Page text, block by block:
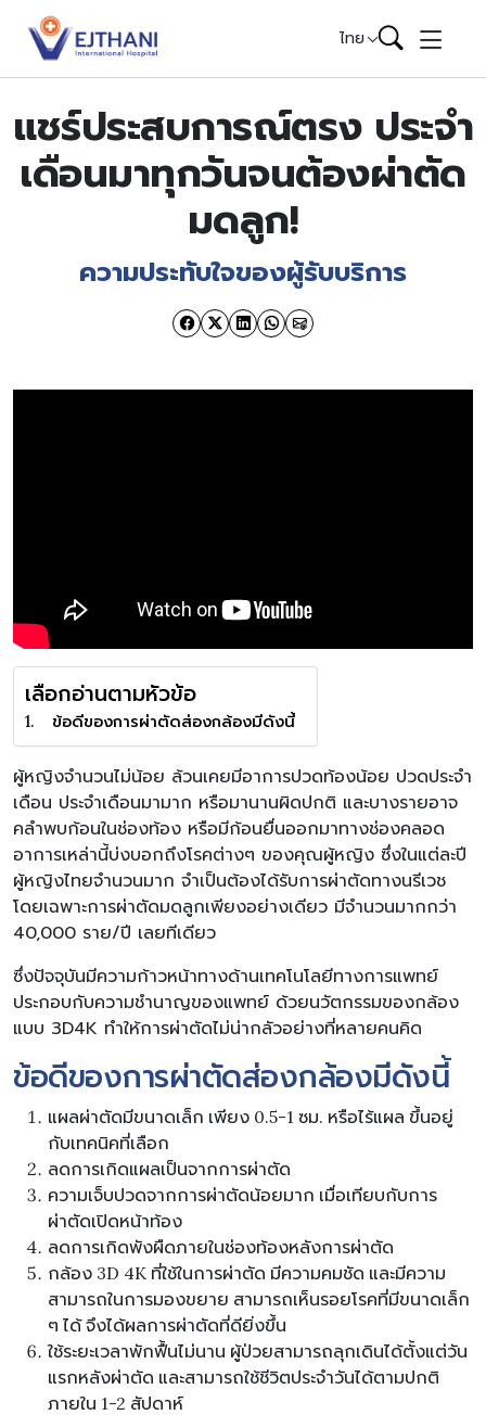
Skip to content
ไทย
แชร์ประสบการณ์ตรง ประจำ
เดือนมาทุกวันจนต้องผ่าตัด
มดลูก!
ความประทับใจของผู้รับบริการ
เลือกอ่านตามหัวข้อ
ข้อดีของการผ่าตัดส่องกล้องมีดังนี้
ผู้หญิงจำนวนไม่น้อย ล้วนเคยมีอาการปวดท้องน้อย ปวดประจำ
เดือน ประจำเดือนมามาก หรือมานานผิดปกติ และบางรายอาจ
คลำพบก้อนในช่องท้อง หรือมีก้อนยื่นออกมาทางช่องคลอด
อาการเหล่านี้บ่งบอกถึงโรคต่างๆ ของคุณผู้หญิง ซึ่งในแต่ละปี
ผู้หญิงไทยจำนวนมาก จำเป็นต้องได้รับการผ่าตัดทางนรีเวช
โดยเฉพาะการผ่าตัดมดลูกเพียงอย่างเดียว มีจำนวนมากกว่า
40,000 ราย/ปี เลยทีเดียว
ซึ่งปัจจุบันมีความก้าวหน้าทางด้านเทคโนโลยีทางการแพทย์
ประกอบกับความชำนาญของแพทย์ ด้วยนวัตกรรมของกล้อง
แบบ 3D4K ทำให้การผ่าตัดไม่น่ากลัวอย่างที่หลายคนคิด
ข้อดีของการผ่าตัดส่องกล้องมีดังนี้
แผลผ่าตัดมีขนาดเล็ก เพียง 0.5-1 ซม. หรือไร้แผล ขึ้นอยู่
กับเทคนิคที่เลือก
ลดการเกิดแผลเป็นจากการผ่าตัด
ความเจ็บปวดจากการผ่าตัดน้อยมาก เมื่อเทียบกับการ
ผ่าตัดเปิดหน้าท้อง
ลดการเกิดพังผืดภายในช่องท้องหลังการผ่าตัด
กล้อง 3D 4K ที่ใช้ในการผ่าตัด มีความคมชัด และมีความ
สามารถในการมองขยาย สามารถเห็นรอยโรคที่มีขนาดเล็ก
ๆ ได้ จึงได้ผลการผ่าตัดที่ดียิ่งขึ้น
ใช้ระยะเวลาพักฟื้นไม่นาน ผู้ป่วยสามารถลุกเดินได้ตั้งแต่วัน
แรกหลังผ่าตัด และสามารถใช้ชีวิตประจำวันได้ตามปกติ
ภายใน 1-2 สัปดาห์